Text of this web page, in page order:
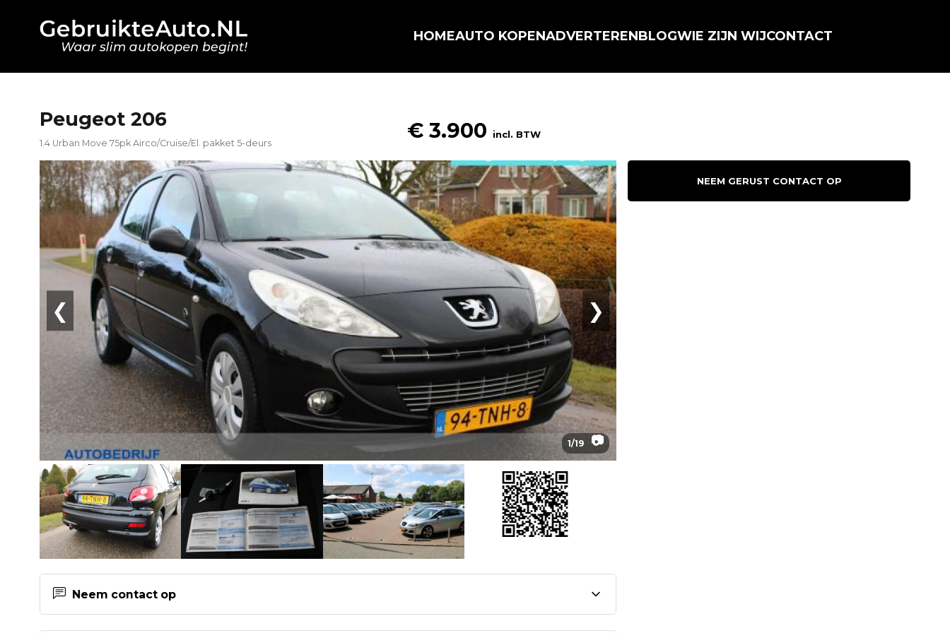
HOMEAUTO KOPENADVERTERENBLOGWIE ZIJN WIJCONTACT
Peugeot 206
1.4 Urban Move 75pk Airco/Cruise/El. pakket 5-deurs
€ 3.900 incl. BTW
❮ ❯
1/19 📷
Neem contact op
NEEM GERUST CONTACT OP